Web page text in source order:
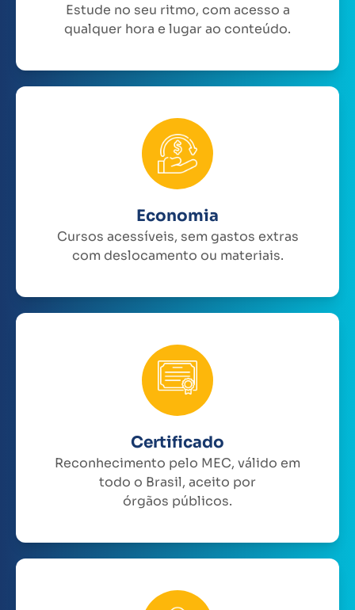
Estude no seu ritmo, com acesso a
qualquer hora e lugar ao conteúdo.
Economia
Cursos acessíveis, sem gastos extras
com deslocamento ou materiais.
Certificado
Reconhecimento pelo MEC, válido em
todo o Brasil, aceito por
órgãos públicos.